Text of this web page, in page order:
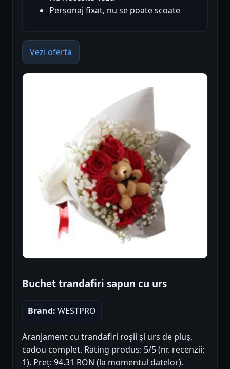
Personaj fixat, nu se poate scoate
Vezi oferta
Buchet trandafiri sapun cu urs
Brand: WESTPRO
Aranjament cu trandafiri roșii și urs de pluș,
cadou complet. Rating produs: 5/5 (nr. recenzii:
1). Preț: 94.31 RON (la momentul datelor).